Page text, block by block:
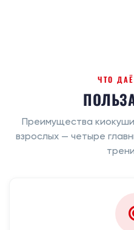
ЧТО
Преимущества
взрослых — четыре